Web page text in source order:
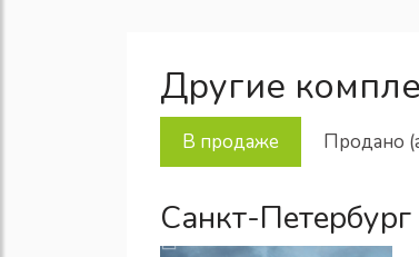
Другие
В продаже Продано
Санкт-Петербург